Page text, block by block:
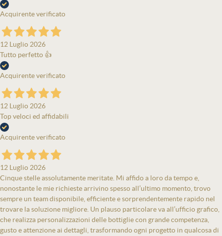
Acquirente verificato
12 Luglio 2026
Tutto perfetto 👍
Acquirente verificato
12 Luglio 2026
Top veloci ed affidabili
Acquirente verificato
12 Luglio 2026
Cinque stelle assolutamente meritate. Mi affido a loro da tempo e,
nonostante le mie richieste arrivino spesso all’ultimo momento, trovo
sempre un team disponibile, efficiente e sorprendentemente rapido nel
trovare la soluzione migliore. Un plauso particolare va all’ufficio grafico,
che realizza personalizzazioni delle bottiglie con grande competenza,
gusto e attenzione ai dettagli, trasformando ogni progetto in qualcosa di